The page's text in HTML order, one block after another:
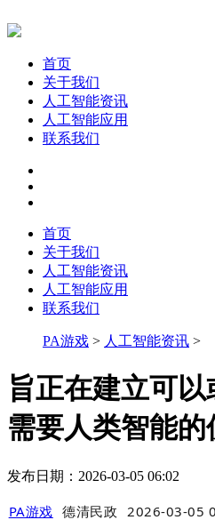
首页
关于我们
人工智能资讯
人工智能应用
联系我们
首页
关于我们
人工智能资讯
人工智能应用
联系我们
PA游戏 > 人工智能资讯 >
旨正在建立可
需要人类智能的
发布日期：2026-03-05 06:02
PA游戏 德清民政 2026-03-05